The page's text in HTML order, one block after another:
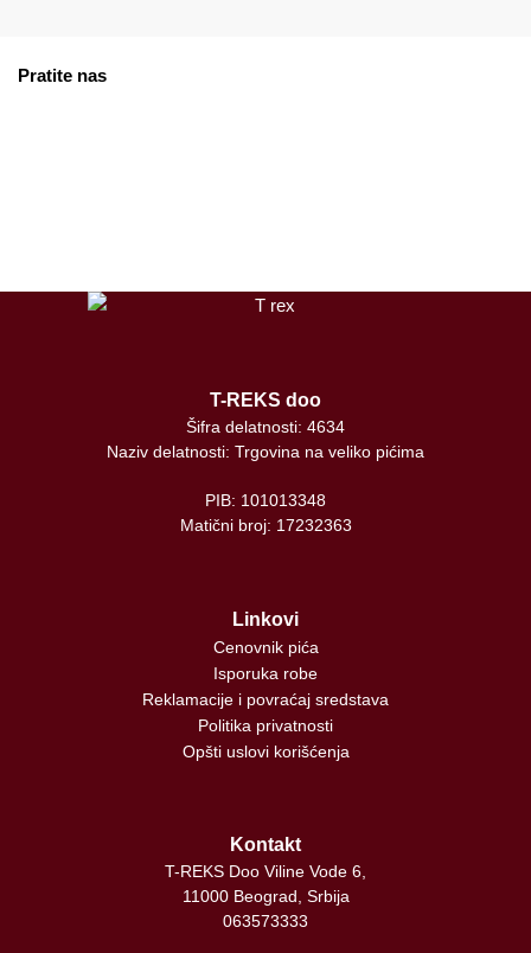
Pratite nas
T-REKS doo
Šifra delatnosti: 4634
Naziv delatnosti: Trgovina na veliko pićima
PIB: 101013348
Matični broj: 17232363
Linkovi
Cenovnik pića
Isporuka robe
Reklamacije i povraćaj sredstava
Politika privatnosti
Opšti uslovi korišćenja
Kontakt
T-REKS Doo Viline Vode 6,
11000 Beograd, Srbija
063573333